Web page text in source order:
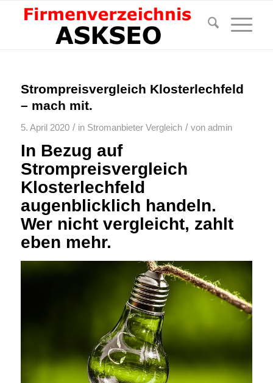
Strompreisvergleich Klosterlechfeld
– mach mit.
5. April 2020 / in Stromanbieter Vergleich / von admin
In Bezug auf
Strompreisvergleich
Klosterlechfeld
augenblicklich handeln.
Wer nicht vergleicht, zahlt
eben mehr.